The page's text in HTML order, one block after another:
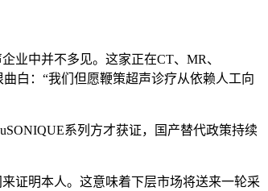
中并不多见。这家正在CT、MR、
白：“我们但愿鞭策超声诊疗从依赖人工向
系列方才获证，国产替代政策持续
证明本人。这意味着下层市场将送来一轮采